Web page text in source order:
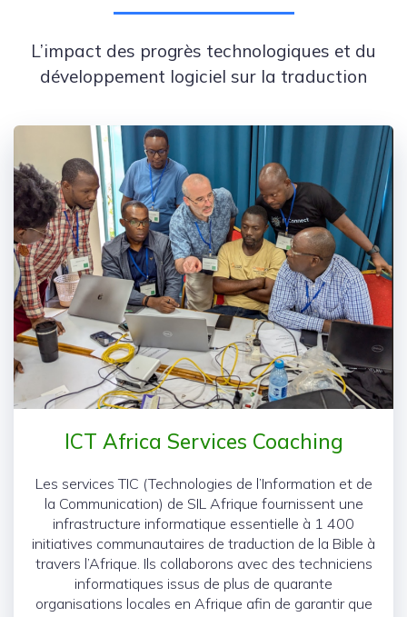
L’impact des progrès technologiques et du
développement logiciel sur la traduction
ICT Africa Services Coaching
Les services TIC (Technologies de l’Information et de
la Communication) de SIL Afrique fournissent une
infrastructure informatique essentielle à 1 400
initiatives communautaires de traduction de la Bible à
travers l’Afrique. Ils collaborons avec des techniciens
informatiques issus de plus de quarante
organisations locales en Afrique afin de garantir que